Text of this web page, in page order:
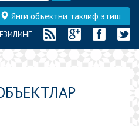
Янги объектни таклиф этиш
ЁЗИЛИНГ